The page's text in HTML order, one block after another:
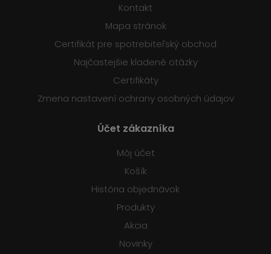
Kontakt
Mapa stránok
Certifikát pre spotrebiteľský obchod
Najčastejšie kladené otázky
Certifikáty
Zmena nastavení ochrany osobných údajov
Účet zákazníka
Môj účet
Košík
História objednávok
Produkty
Akcia
Novinky